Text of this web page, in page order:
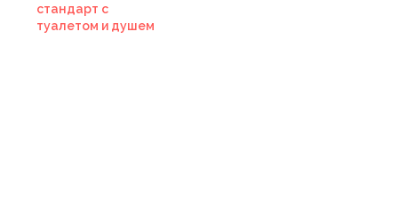
стандарт с
туалетом и душем